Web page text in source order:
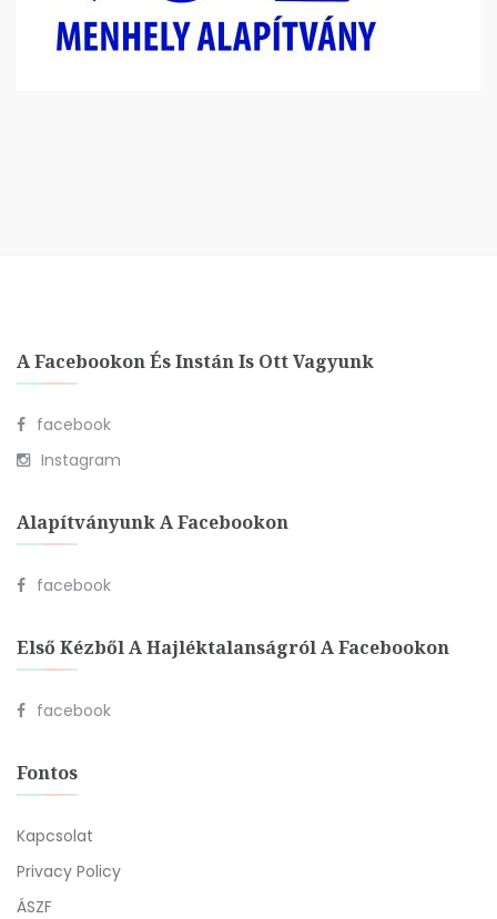
A Facebookon És Instán Is Ott Vagyunk
facebook
Instagram
Alapítványunk A Facebookon
facebook
Első Kézből A Hajléktalanságról A Facebookon
facebook
Fontos
Kapcsolat
Privacy Policy
ÁSZF